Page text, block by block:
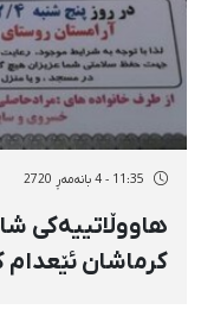
11:35 - 4 بانەمەڕ 2720
هاووڵاتییەکی
کرماشان ئێعدام